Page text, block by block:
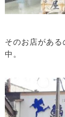
そのお店があ
中。